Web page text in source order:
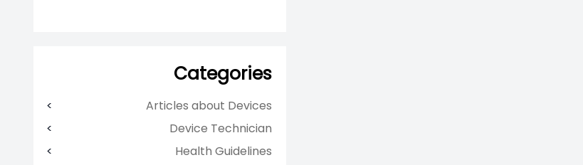
Categories
Articles about Devices
Device Technician
Health Guidelines